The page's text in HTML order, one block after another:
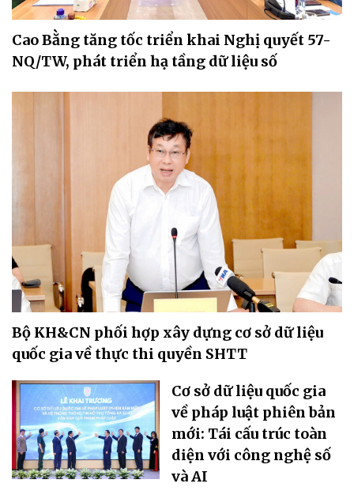
Cao Bằng tăng tốc triển khai Nghị quyết 57-
NQ/TW, phát triển hạ tầng dữ liệu số
Bộ KH&CN phối hợp xây dựng cơ sở dữ liệu
quốc gia về thực thi quyền SHTT
Cơ sở dữ liệu quốc gia
về pháp luật phiên bản
mới: Tái cấu trúc toàn
diện với công nghệ số
và AI